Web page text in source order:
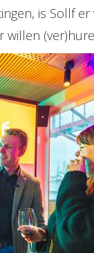
is Sollf
willen